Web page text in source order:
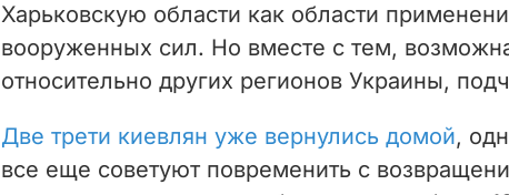
Харьковскую области как области
вооруженных сил. Но вместе с тем,
относительно других регионов Украины,
Две трети киевлян уже вернулись домой,
все еще советуют повременить с